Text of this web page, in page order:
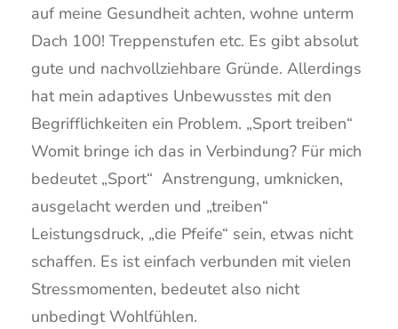
auf meine Gesundheit achten, wohne unterm
Dach 100! Treppenstufen etc. Es gibt absolut
gute und nachvollziehbare Gründe. Allerdings
hat mein adaptives Unbewusstes mit den
Begrifflichkeiten ein Problem. „Sport treiben“
Womit bringe ich das in Verbindung? Für mich
bedeutet „Sport“ Anstrengung, umknicken,
ausgelacht werden und „treiben“
Leistungsdruck, „die Pfeife“ sein, etwas nicht
schaffen. Es ist einfach verbunden mit vielen
Stressmomenten, bedeutet also nicht
unbedingt Wohlfühlen.